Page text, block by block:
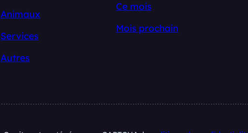
Animaux
Services
Autres
Ce mois
Mois prochain